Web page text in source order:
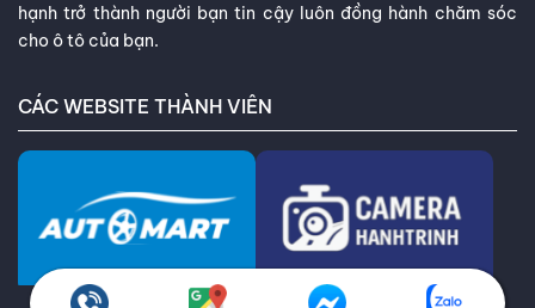
hạnh trở thành người bạn tin cậy luôn đồng hành chăm sóc
cho ô tô của bạn.
CÁC WEBSITE THÀNH VIÊN